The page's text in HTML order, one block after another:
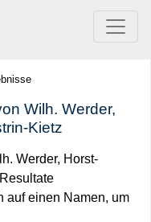
Wilh. Werder,
Kietz
Werder, Horst-
auf einen Namen, um